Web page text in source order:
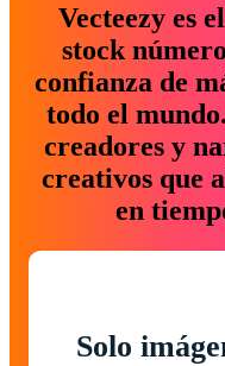
Vecteezy es
stock
confianza de
todo el
creadores y
creativos que
en
Solo